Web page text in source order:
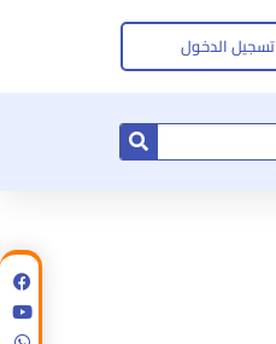
تسجيل الدخول